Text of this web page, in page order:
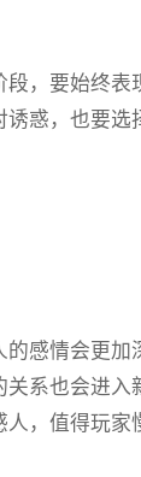
段，要始终表
惑，也要选
感情会更加
关系也会进入
，值得玩家